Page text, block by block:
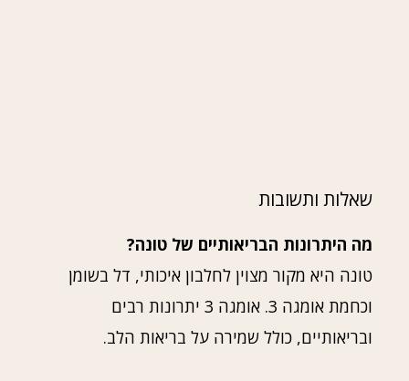
שאלות ותשובות
מה היתרונות הבריאותיים של טונה?
טונה היא מקור מצוין לחלבון איכותי, דל בשומן
וכחמת אומגה 3. אומגה 3 יתרונות רבים
ובריאותיים, כולל שמירה על בריאות הלב.